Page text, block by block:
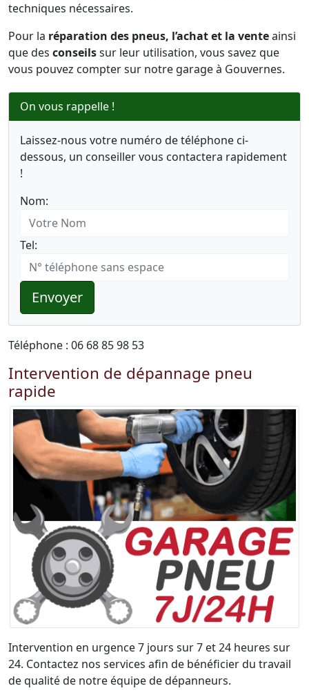
techniques nécessaires.
Pour la réparation des pneus, l’achat et la venteainsi
que des conseilssur leur utilisation, vous savez que
vous pouvez compter sur notre garage à Gouvernes.
On vous rappelle !
Laissez-nous votre numéro de téléphone ci-
dessous, un conseiller vous contactera rapidement
!
Nom:
Tel:
Envoyer
Téléphone : 06 68 85 98 53
Intervention de dépannage pneu
rapide
Intervention en urgence 7 jours sur 7 et 24 heures sur
24. Contactez nos services afin de bénéficier du travail
de qualité de notre équipe de dépanneurs.